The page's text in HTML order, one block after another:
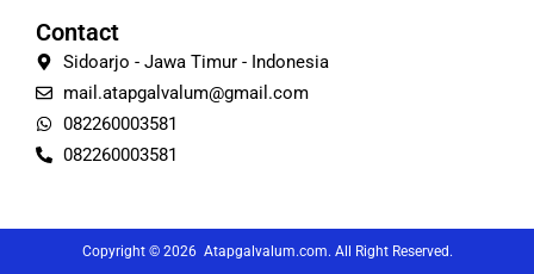
Contact
Sidoarjo - Jawa Timur - Indonesia
mail.atapgalvalum@gmail.com
082260003581
082260003581
Copyright © 2026 Atapgalvalum.com. All Right Reserved.